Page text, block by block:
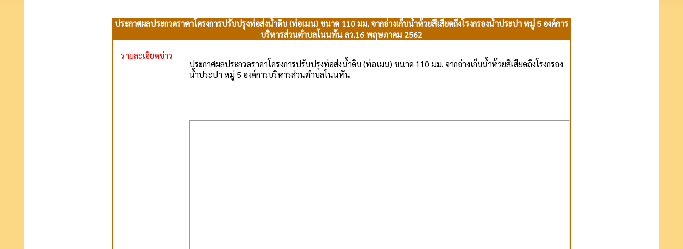
ประกาศผลประกวดราคาโครงการปรับปรุงท่อส่งน้ำดิบ (ท่อเมน) ขนาด 110 มม. จากอ่างเก็บน้ำห้วยสีเสียดถึงโรงกรองน้ำประปา หมู่ 5 องค์การ
บริหารส่วนตำบลโนนทัน ลว.16 พฤษภาคม 2562
รายละเอียดข่าว
ประกาศผลประกวดราคาโครงการปรับปรุงท่อส่งน้ำดิบ (ท่อเมน) ขนาด 110 มม. จากอ่างเก็บน้ำห้วยสีเสียดถึงโรงกรอง
น้ำประปา หมู่ 5 องค์การบริหารส่วนตำบลโนนทัน